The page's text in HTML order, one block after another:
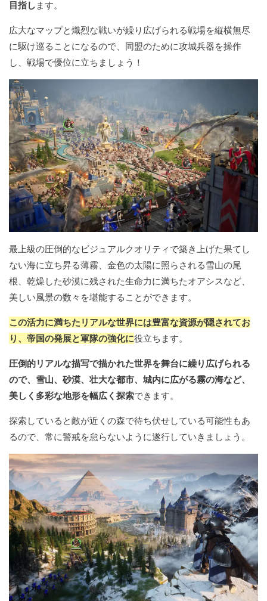
目指し ます。
広大なマップと熾烈な戦いが繰り広げられる戦場を縦横無尽
に駆け巡ることになるので、同盟のために攻城兵器を操作
し、戦場で優位に立ちましょう！
最上級の圧倒的なビジュアルクオリティで築き上げた果てし
ない海に立ち昇る薄霧、金色の太陽に照らされる雪山の尾
根、乾燥した砂漠に残された生命力に満ちたオアシスなど、
美しい風景の数々を堪能することができます。
この活力に満ちたリアルな世界には豊富な資源が隠されてお
り、帝国の発展と軍隊の強化に役立ちます。
圧倒的リアルな描写で描かれた世界を舞台に繰り広げられる
ので、雪山、砂漠、壮大な都市、城内に広がる霧の海など、
美しく多彩な地形を幅広く探索できます。
探索していると敵が近くの森で待ち伏せしている可能性もあ
るので、常に警戒を怠らないように遂行していきましょう。